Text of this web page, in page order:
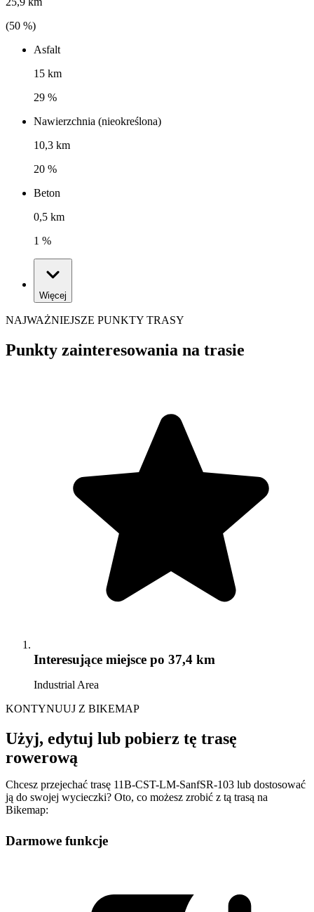
(50 %)
Asfalt
15 km
29 %
Nawierzchnia (nieokreślona)
10,3 km
20 %
Beton
0,5 km
1 %
Więcej
NAJWAŻNIEJSZE PUNKTY TRASY
Punkty zainteresowania na trasie
Interesujące miejsce po 37,4 km
Industrial Area
KONTYNUUJ Z BIKEMAP
Użyj, edytuj lub pobierz tę trasę
rowerową
Chcesz przejechać trasę 11B-CST-LM-SanfSR-103 lub dostosować
ją do swojej wycieczki? Oto, co możesz zrobić z tą trasą na
Bikemap:
Darmowe funkcje